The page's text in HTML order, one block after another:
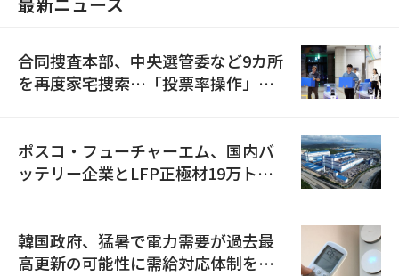
合同捜査本部、中央選管委など9カ所
を再度家宅捜索…「投票率操作」の
ポスコ・フューチャーエム、国内バ
ッテリー企業とLFP正極材19万トン
韓国政府、猛暑で電力需要が過去最
高更新の可能性に需給対応体制を点